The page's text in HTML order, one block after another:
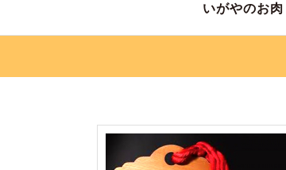
いがやのお肉